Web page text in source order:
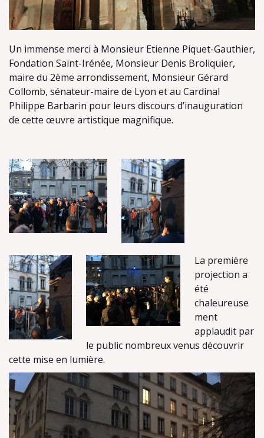
Un immense merci à Monsieur Etienne Piquet-Gauthier,
Fondation Saint-Irénée, Monsieur Denis Broliquier,
maire du 2ème arrondissement, Monsieur Gérard
Collomb, sénateur-maire de Lyon et au Cardinal
Philippe Barbarin pour leurs discours d’inauguration
de cette œuvre artistique magnifique.
La première
projection a
été
chaleureuse
ment
applaudit par
le public nombreux venus découvrir
cette mise en lumière.